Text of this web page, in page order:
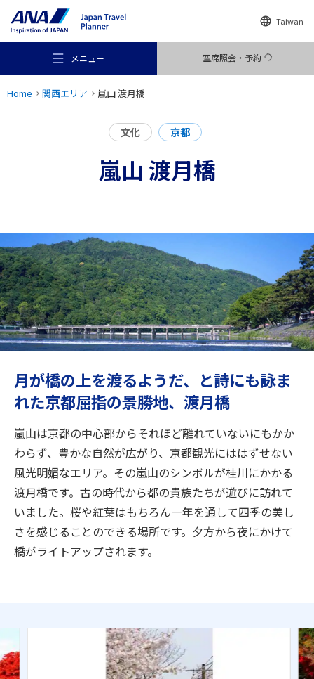
Taiwan
メニュー 空席照会・予約
行き先
旅のお役立ち情報
閉じる
Home 関西エリア 嵐山 渡月橋
文化 京都
嵐山 渡月橋
月が橋の上を渡るようだ、と詩にも詠ま
れた京都屈指の景勝地、渡月橋
嵐山は京都の中心部からそれほど離れていないにもかか
わらず、豊かな自然が広がり、京都観光にははずせない
風光明媚なエリア。その嵐山のシンボルが桂川にかかる
渡月橋です。古の時代から都の貴族たちが遊びに訪れて
いました。桜や紅葉はもちろん一年を通して四季の美し
さを感じることのできる場所です。夕方から夜にかけて
橋がライトアップされます。